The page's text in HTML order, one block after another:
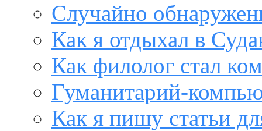
Случайно
Как я отдыхал в
Как филолог стал
Гуманитарий-
Как я пишу статьи